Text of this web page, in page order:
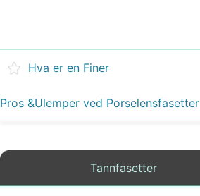
Hva er en Finer
Pros &Ulemper ved Porselensfasetter
Tannfasetter